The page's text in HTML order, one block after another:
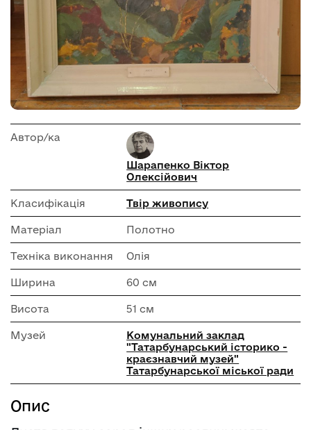
Автор/ка
Шарапенко Віктор
Олексійович
Класифікація Твір живопису
Матеріал Полотно
Техніка виконання Олія
Ширина 60 см
Висота 51 см
Музей
Комунальний заклад
"Татарбунарський історико -
краєзнавчий музей"
Татарбунарської міської ради
Опис